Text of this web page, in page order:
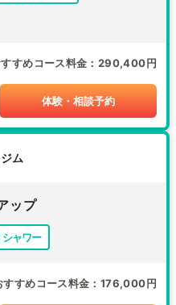
すめコース料金 290,400円
体験・相談予約
ム
ップ
シャワー
すすめコース料金 176,000円